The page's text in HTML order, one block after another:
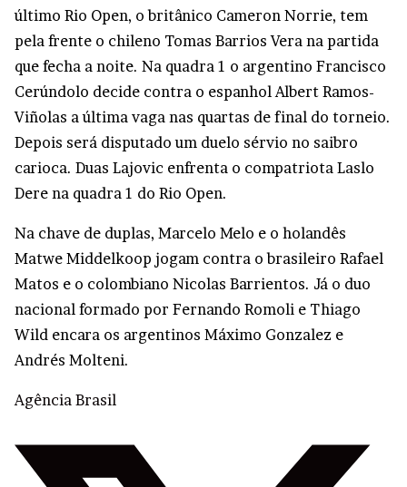
último Rio Open, o britânico Cameron Norrie, tem
pela frente o chileno Tomas Barrios Vera na partida
que fecha a noite. Na quadra 1 o argentino Francisco
Cerúndolo decide contra o espanhol Albert Ramos-
Viñolas a última vaga nas quartas de final do torneio.
Depois será disputado um duelo sérvio no saibro
carioca. Duas Lajovic enfrenta o compatriota Laslo
Dere na quadra 1 do Rio Open.
Na chave de duplas, Marcelo Melo e o holandês
Matwe Middelkoop jogam contra o brasileiro Rafael
Matos e o colombiano Nicolas Barrientos. Já o duo
nacional formado por Fernando Romoli e Thiago
Wild encara os argentinos Máximo Gonzalez e
Andrés Molteni.
Agência Brasil